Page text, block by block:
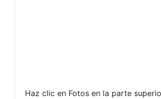
Haz clic en Fotos en la parte